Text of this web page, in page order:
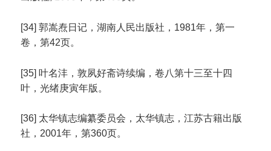
[34] 郭嵩焘日记，湖南人民出版社，1981年，第一
卷，第42页。
[35] 叶名沣，敦夙好斋诗续编，卷八第十三至十四
叶，光绪庚寅年版。
[36] 太华镇志编纂委员会，太华镇志，江苏古籍出版
社，2001年，第360页。